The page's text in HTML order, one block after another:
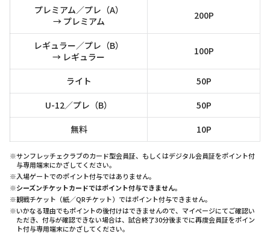
プレミアム／プレ（A）
→ プレミアム
200P
レギュラー／プレ（B）
→ レギュラー
100P
ライト
50P
U-12／プレ（B）
50P
無料
10P
※サンフレッチェクラブのカード型会員証、もしくはデジタル会員証をポイント付
与専用端末にかざしてください。
※入場ゲートでのポイント付与ではありません。
※シーズンチケットカードではポイント付与できません。
※観戦チケット（紙／QRチケット）ではポイント付与できません。
※いかなる理由でもポイントの後付けはできませんので、マイページにてご確認い
ただき、付与が確認できない場合は、試合終了30分後までに再度会員証をポイン
ト付与専用端末にかざしてください。